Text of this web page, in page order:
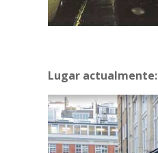
Lugar actualmente: